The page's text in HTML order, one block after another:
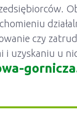
czy
i uzyskaniu u